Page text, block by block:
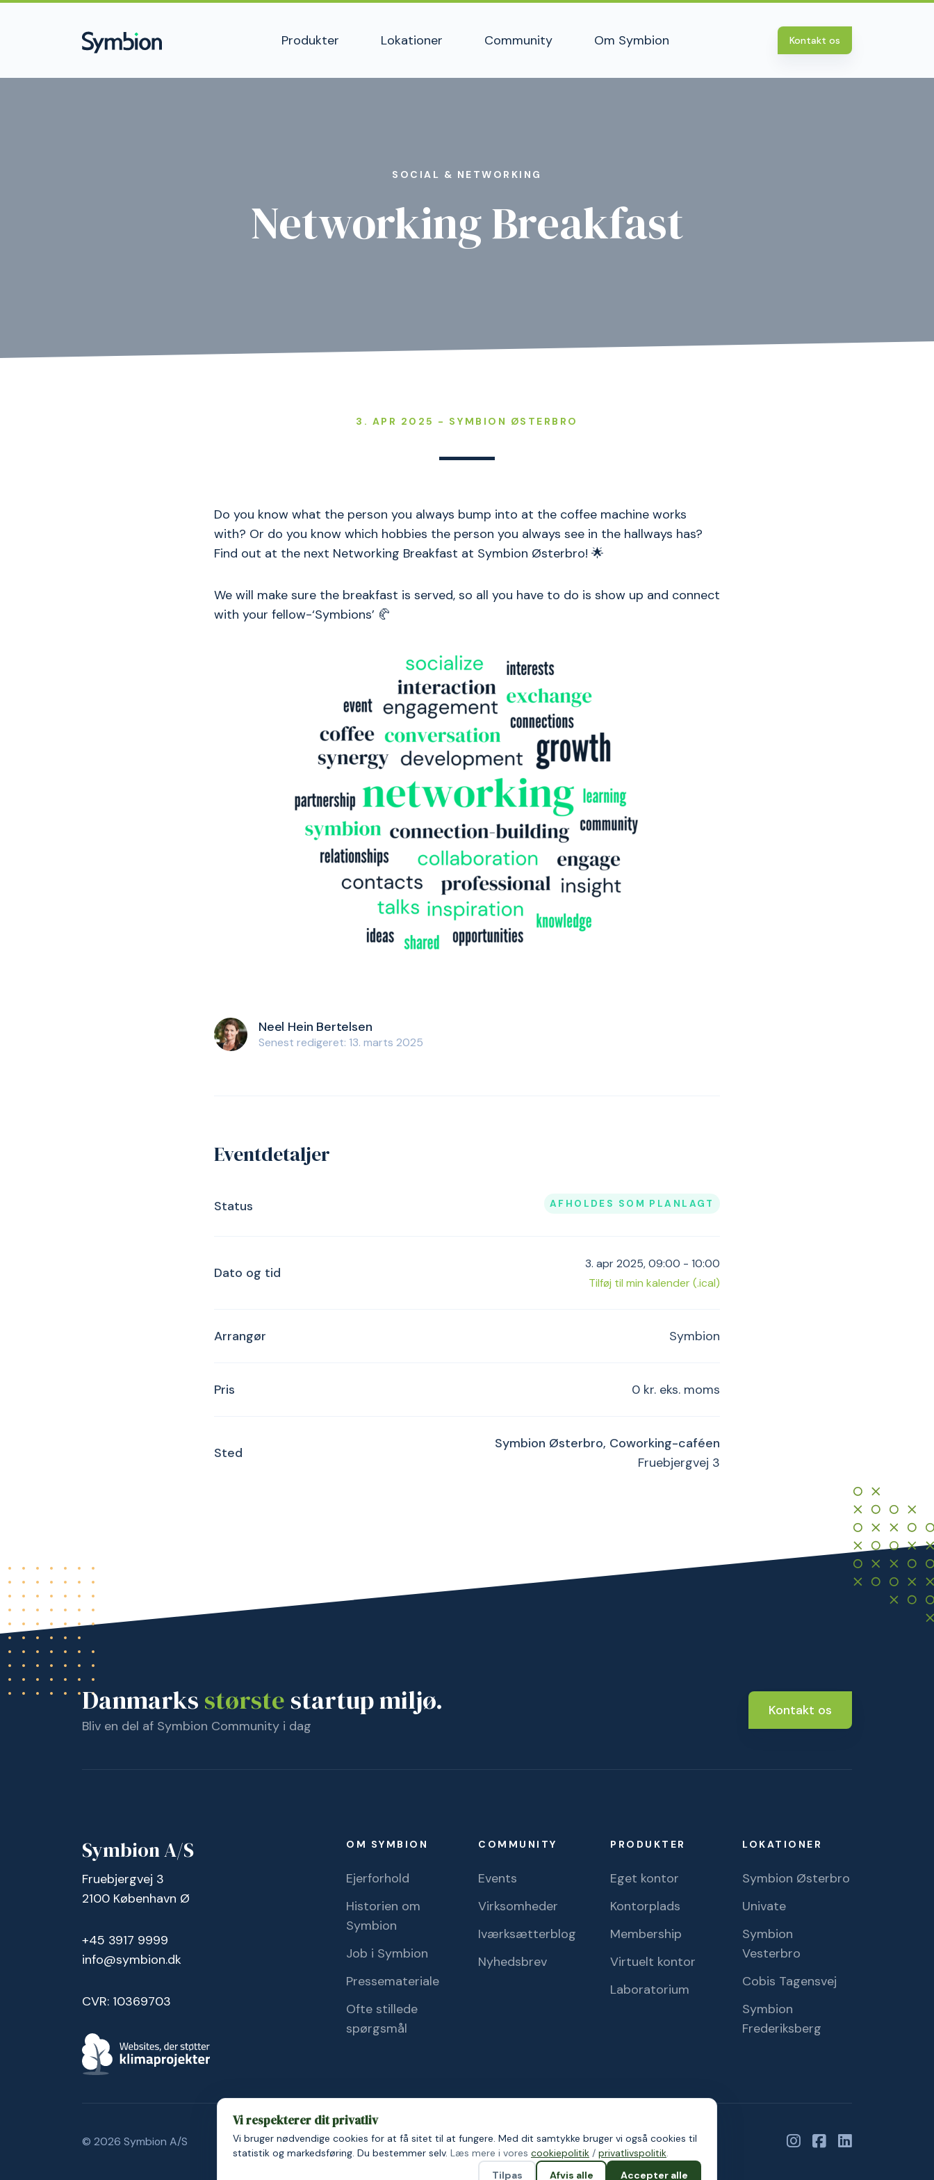
Produkter Lokationer Community Om Symbion Kontakt os
SOCIAL & NETWORKING
Networking Breakfast
3. APR 2025 - SYMBION ØSTERBRO
Do you know what the person you always bump into at the coffee machine works
with? Or do you know which hobbies the person you always see in the hallways has?
Find out at the next Networking Breakfast at Symbion Østerbro! 🌟
We will make sure the breakfast is served, so all you have to do is show up and connect
with your fellow-‘Symbions’ 🥐
Neel Hein Bertelsen
Senest redigeret: 13. marts 2025
Eventdetaljer
Status AFHOLDES SOM PLANLAGT
Dato og tid
3. apr 2025, 09:00 - 10:00
Tilføj til min kalender (.ical)
Arrangør Symbion
Pris 0 kr. eks. moms
Sted
Symbion Østerbro, Coworking-caféen
Fruebjergvej 3
Danmarks største startup miljø.
Bliv en del af Symbion Community i dag
Kontakt os
Symbion A/S
Fruebjergvej 3
2100 København Ø
+45 3917 9999
info@symbion.dk
CVR: 10369703
OM SYMBION
Ejerforhold
Historien om
Symbion
Job i Symbion
Pressemateriale
Ofte stillede
spørgsmål
COMMUNITY
Events
Virksomheder
Iværksætterblog
Nyhedsbrev
PRODUKTER
Eget kontor
Kontorplads
Membership
Virtuelt kontor
Laboratorium
LOKATIONER
Symbion Østerbro
Univate
Symbion
Vesterbro
Cobis Tagensvej
Symbion
Frederiksberg
© 2026 Symbion A/S Persondatapolitik Cookiepolitik
Vi respekterer dit privatliv
Vi bruger nødvendige cookies for at få sitet til at fungere. Med dit samtykke bruger vi også cookies til
statistik og markedsføring. Du bestemmer selv. Læs mere i vores cookiepolitik / privatlivspolitik.
Tilpas
Afvis alle Accepter alle